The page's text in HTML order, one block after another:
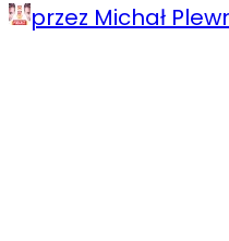
przez Michał